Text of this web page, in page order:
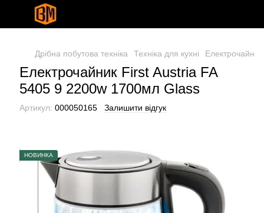
Дрібна побутова техніка Техніка для кухні
Електрочайник First Austria FA
5405 9 2200w 1700мл Glass
Артикул: 000050165 Залишити відгук
НОВИНКА